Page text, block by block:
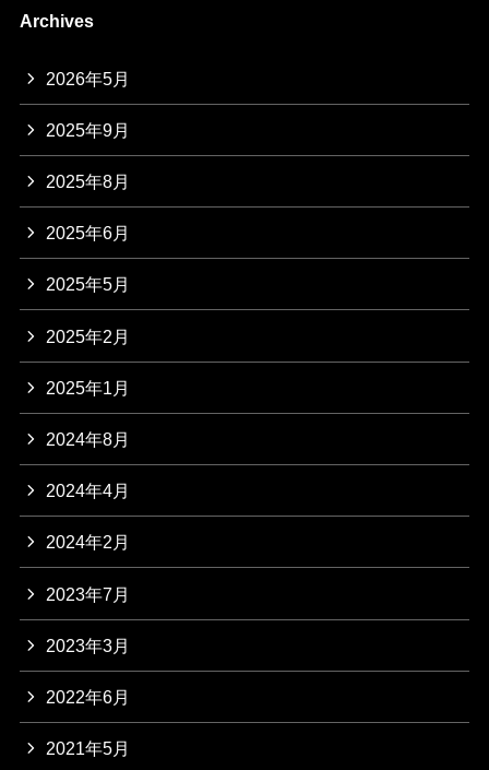
Archives
2026年5月
2025年9月
2025年8月
2025年6月
2025年5月
2025年2月
2025年1月
2024年8月
2024年4月
2024年2月
2023年7月
2023年3月
2022年6月
2021年5月